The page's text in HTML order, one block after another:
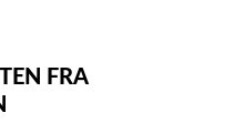
FRA